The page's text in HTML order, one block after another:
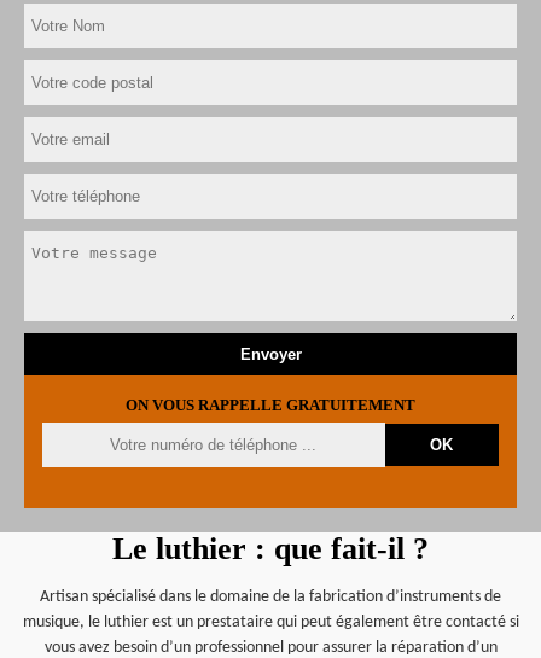
ON VOUS RAPPELLE GRATUITEMENT
Le luthier : que fait-il ?
Artisan spécialisé dans le domaine de la fabrication d’instruments de
musique, le luthier est un prestataire qui peut également être contacté si
vous avez besoin d’un professionnel pour assurer la réparation d’un